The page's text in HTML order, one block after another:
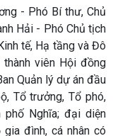
- Phó Bí thư, Chủ
Hải - Phó Chủ tịch
tế, Hạ tầng và Đô
thành viên Hội đồng
Quản lý dự án đầu
Tổ trưởng, Tổ phó,
Nghĩa; đại diện
đình, cá nhân có